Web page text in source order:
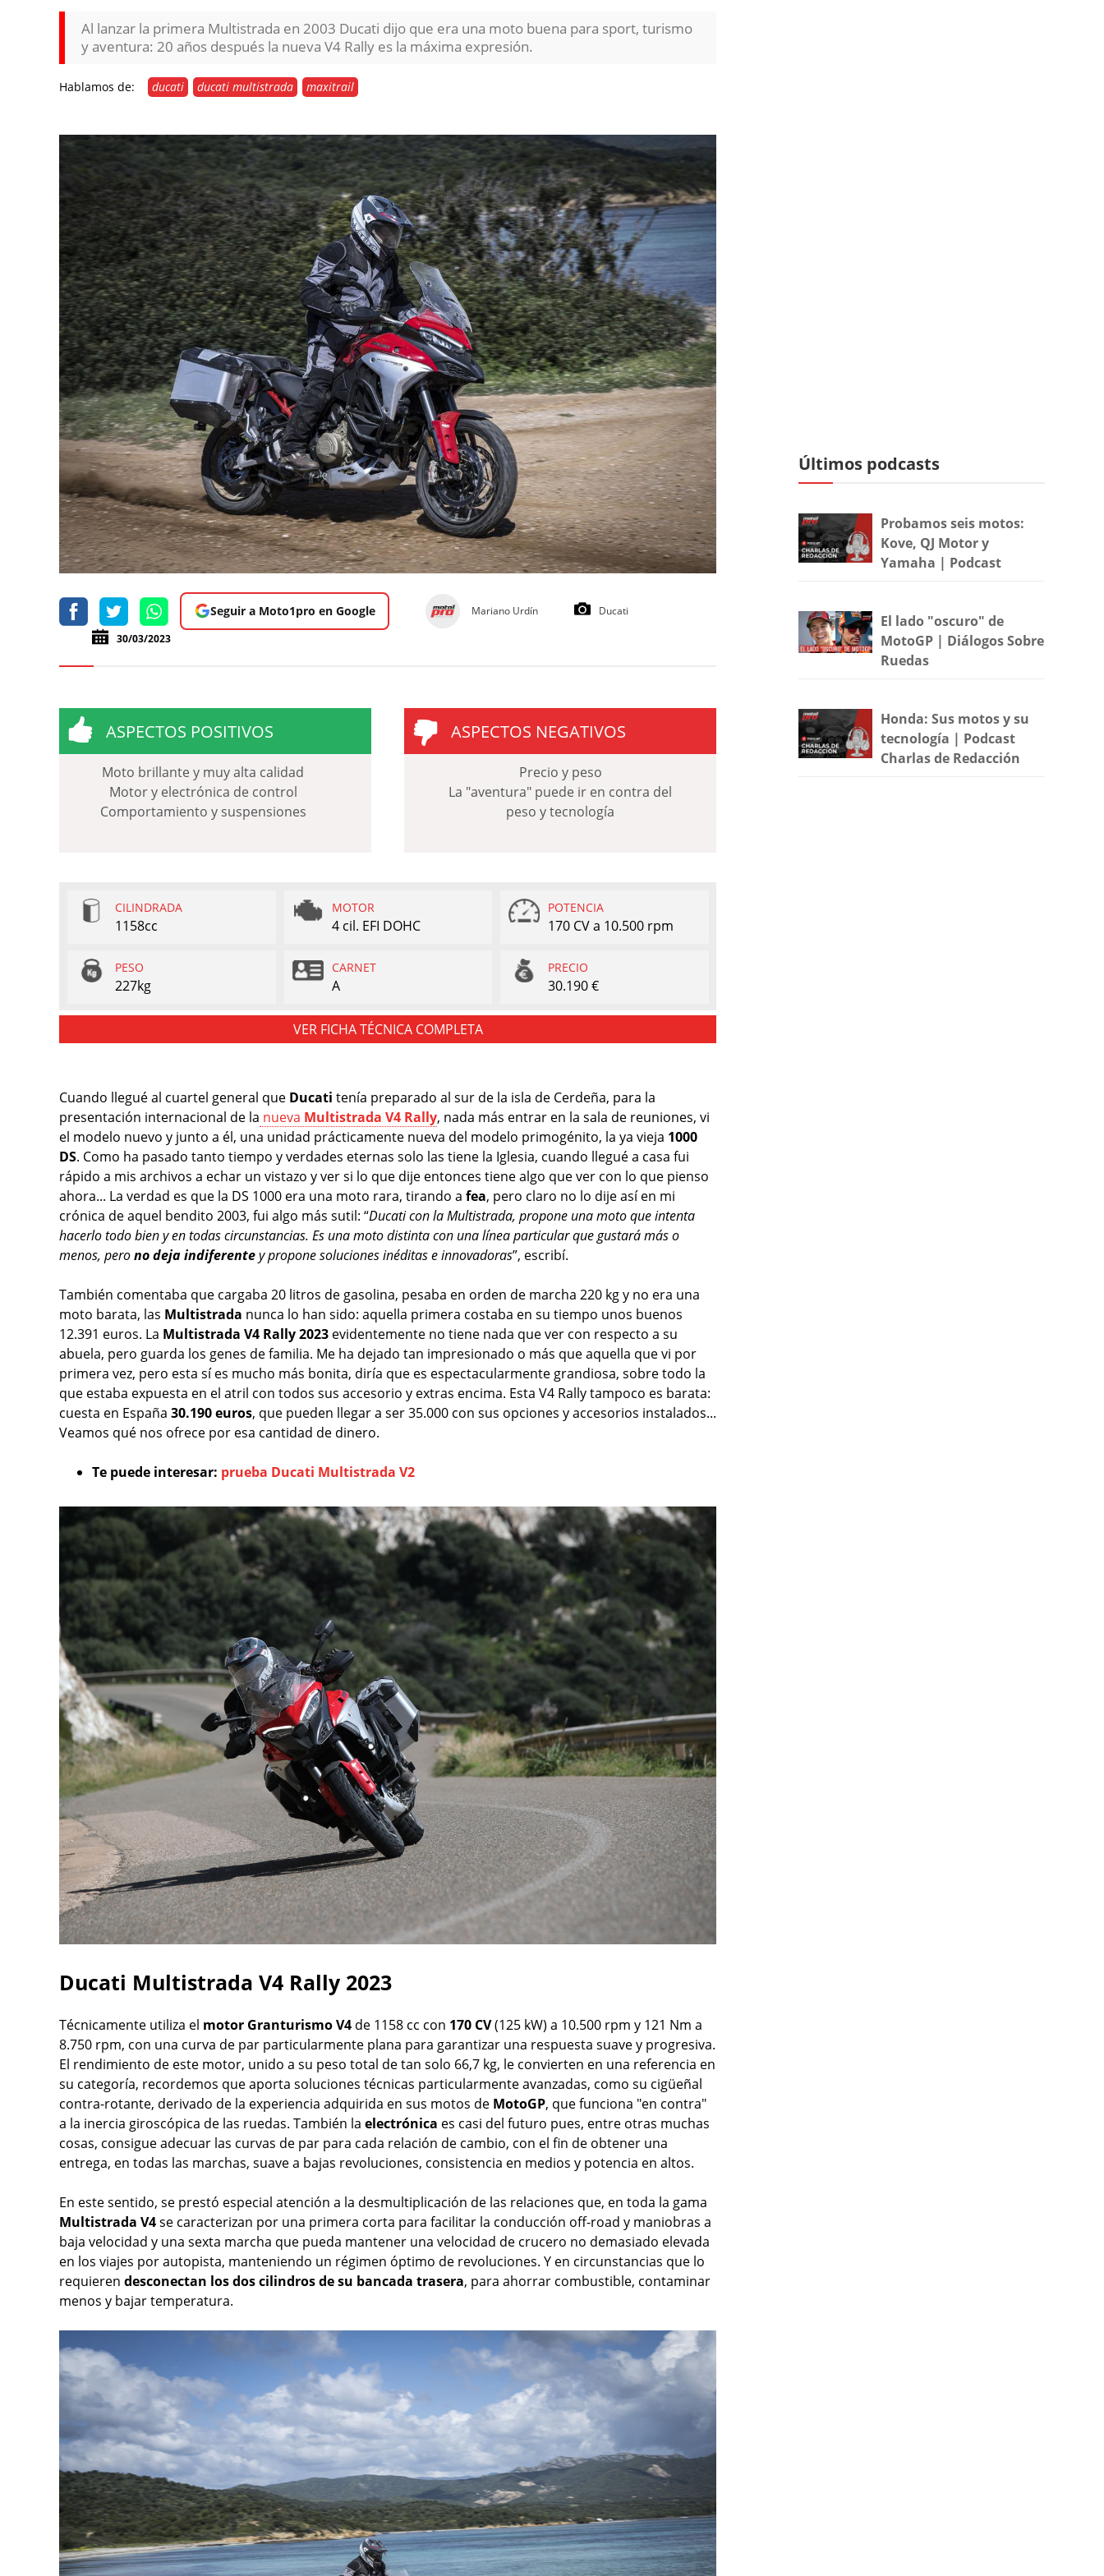
Al lanzar la primera Multistrada en 2003 Ducati dijo que era una moto buena para sport, turismo
y aventura: 20 años después la nueva V4 Rally es la máxima expresión.
Hablamos de: ducati ducati multistrada maxitrail
Seguir a Moto1pro en Google Mariano Urdín
Ducati
30/03/2023
ASPECTOS POSITIVOS
Moto brillante y muy alta calidad
Motor y electrónica de control
Comportamiento y suspensiones
ASPECTOS NEGATIVOS
Precio y peso
La "aventura" puede ir en contra del
peso y tecnología
CILINDRADA
1158cc
MOTOR
4 cil. EFI DOHC
POTENCIA
170 CV a 10.500 rpm
PESO
227kg
CARNET
A
PRECIO
30.190 €
VER FICHA TÉCNICA COMPLETA
Cuando llegué al cuartel general que Ducati tenía preparado al sur de la isla de Cerdeña, para la
presentación internacional de la nueva Multistrada V4 Rally, nada más entrar en la sala de reuniones, vi
el modelo nuevo y junto a él, una unidad prácticamente nueva del modelo primogénito, la ya vieja 1000
DS. Como ha pasado tanto tiempo y verdades eternas solo las tiene la Iglesia, cuando llegué a casa fui
rápido a mis archivos a echar un vistazo y ver si lo que dije entonces tiene algo que ver con lo que pienso
ahora... La verdad es que la DS 1000 era una moto rara, tirando a fea, pero claro no lo dije así en mi
crónica de aquel bendito 2003, fui algo más sutil: “Ducati con la Multistrada, propone una moto que intenta
hacerlo todo bien y en todas circunstancias. Es una moto distinta con una línea particular que gustará más o
menos, perono deja indiferentey propone soluciones inéditas e innovadoras”, escribí.
También comentaba que cargaba 20 litros de gasolina, pesaba en orden de marcha 220 kg y no era una
moto barata, las Multistrada nunca lo han sido: aquella primera costaba en su tiempo unos buenos
12.391 euros. La Multistrada V4 Rally 2023 evidentemente no tiene nada que ver con respecto a su
abuela, pero guarda los genes de familia. Me ha dejado tan impresionado o más que aquella que vi por
primera vez, pero esta sí es mucho más bonita, diría que es espectacularmente grandiosa, sobre todo la
que estaba expuesta en el atril con todos sus accesorio y extras encima. Esta V4 Rally tampoco es barata:
cuesta en España 30.190 euros, que pueden llegar a ser 35.000 con sus opciones y accesorios instalados...
Veamos qué nos ofrece por esa cantidad de dinero.
Te puede interesar: prueba Ducati Multistrada V2
Ducati Multistrada V4 Rally 2023
Técnicamente utiliza el motor Granturismo V4 de 1158 cc con 170 CV(125 kW) a 10.500 rpm y 121 Nm a
8.750 rpm, con una curva de par particularmente plana para garantizar una respuesta suave y progresiva.
El rendimiento de este motor, unido a su peso total de tan solo 66,7 kg, le convierten en una referencia en
su categoría, recordemos que aporta soluciones técnicas particularmente avanzadas, como su cigüeñal
contra-rotante, derivado de la experiencia adquirida en sus motos de MotoGP, que funciona "en contra"
a la inercia giroscópica de las ruedas. También la electrónica es casi del futuro pues, entre otras muchas
cosas, consigue adecuar las curvas de par para cada relación de cambio, con el fin de obtener una
entrega, en todas las marchas, suave a bajas revoluciones, consistencia en medios y potencia en altos.
En este sentido, se prestó especial atención a la desmultiplicación de las relaciones que, en toda la gama
Multistrada V4se caracterizan por una primera corta para facilitar la conducción off-road y maniobras a
baja velocidad y una sexta marcha que pueda mantener una velocidad de crucero no demasiado elevada
en los viajes por autopista, manteniendo un régimen óptimo de revoluciones. Y en circunstancias que lo
requieren desconectan los dos cilindros de su bancada trasera, para ahorrar combustible, contaminar
menos y bajar temperatura.
Últimos podcasts
Probamos seis motos:
Kove, QJ Motor y
Yamaha | Podcast
El lado "oscuro" de
MotoGP | Diálogos Sobre
Ruedas
Honda: Sus motos y su
tecnología | Podcast
Charlas de Redacción